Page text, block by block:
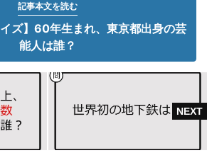
記事本文を読む
イズ】60年生まれ、東京都出身の芸
能人は誰？